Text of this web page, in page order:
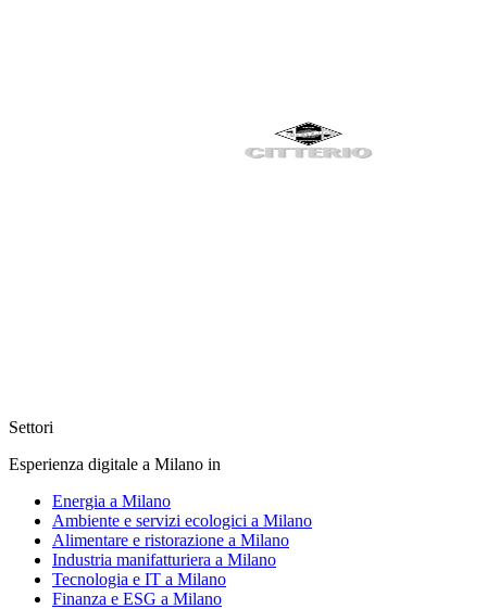
Settori
Esperienza digitale a Milano in
Energia a Milano
Ambiente e servizi ecologici a Milano
Alimentare e ristorazione a Milano
Industria manifatturiera a Milano
Tecnologia e IT a Milano
Finanza e ESG a Milano